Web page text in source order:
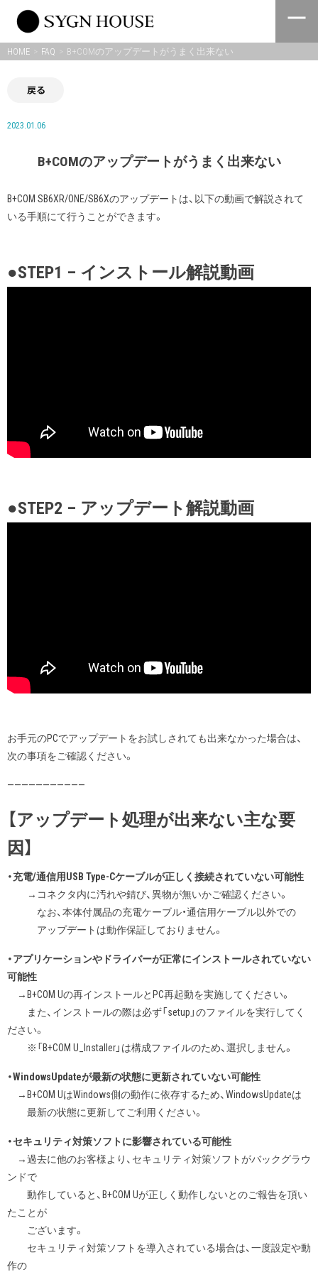
content
HOME FAQ B+COMのアップデートがうまく出来ない
戻る
2023.01.06
B+COMのアップデートがうまく出来ない
B+COM SB6XR/ONE/SB6Xのアップデートは、以下の動画で解説されて
いる手順にて行うことができます。
●STEP1 – インストール解説動画
●STEP2 – アップデート解説動画
お手元のPCでアップデートをお試しされても出来なかった場合は、
次の事項をご確認ください。
———————————
【アップデート処理が出来ない主な要
因】
・充電/通信用USB Type-Cケーブルが正しく接続されていない可能性
→コネクタ内に汚れや錆び、異物が無いかご確認ください。
なお、本体付属品の充電ケーブル・通信用ケーブル以外での
アップデートは動作保証しておりません。
・アプリケーションやドライバーが正常にインストールされていない
可能性
→B+COM Uの再インストールとPC再起動を実施してください。
また、インストールの際は必ず「setup」のファイルを実行してく
ださい。
※「B+COM U_Installer」は構成ファイルのため、選択しません。
・WindowsUpdateが最新の状態に更新されていない可能性
→B+COM UはWindows側の動作に依存するため、WindowsUpdateは
最新の状態に更新してご利用ください。
・セキュリティ対策ソフトに影響されている可能性
→過去に他のお客様より、セキュリティ対策ソフトがバックグラウ
ンドで
動作していると、B+COM Uが正しく動作しないとのご報告を頂い
たことが
ございます。
セキュリティ対策ソフトを導入されている場合は、一度設定や動
作の